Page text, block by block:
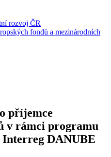
rozvoj ČR
fondů a mezinárodních
příjemce
v rámci programu
DANUBE